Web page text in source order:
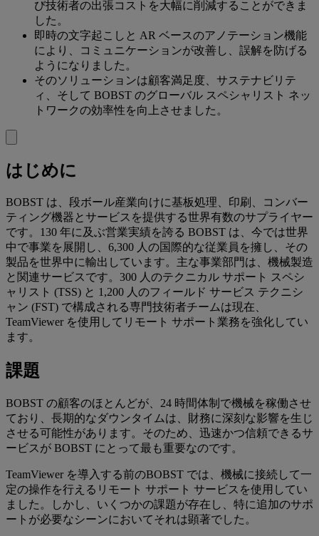
び技術者の出張コストを大幅に削減することができま
した。
即時の文字起こしと AR ベースのアノテーション機能
により、コミュニケーションが改善し、誤解を防げる
ようになりました。
そのソリューションは顧客満足度、サステナビリテ
ィ、そして BOBST のグローバル スペシャリスト ネッ
トワークの効率性を向上させました。
はじめに
BOBST は、段ボール産業向けに基板処理、印刷、コンバー
ティング機器とサービスを提供する世界有数のサプライヤー
です。130 年に及ぶ営業実績を誇る BOBST は、今では世界
中で事業を展開し、6,300 人の国際的な従業員を擁し、その
製品を世界中に輸出しています。主な事業部門は、機械製造
と関連サービスです。300 人のテクニカル サポート スペシ
ャリスト (TSS) と 1,200 人のフィールド サービス テクニシ
ャン (FST) で構成される専門技術者チームは現在、
TeamViewer を使用してリモート サポート業務を強化してい
ます。
課題
BOBST の顧客のほとんどが、24 時間体制で機械を稼働させ
ており、長期的なダウンタイムは、財務に深刻な影響を生じ
させる可能性があります。そのため、迅速かつ信頼できるサ
ービスが BOBST にとって最も重要なのです。
TeamViewer を導入する前のBOBST では、機械に接続して一
定の操作を行えるリモート サポート サービスを使用してい
ました。しかし、いくつかの課題が存在し、特に追加のサポ
ートが必要なシーンにおいてそれは顕著でした。